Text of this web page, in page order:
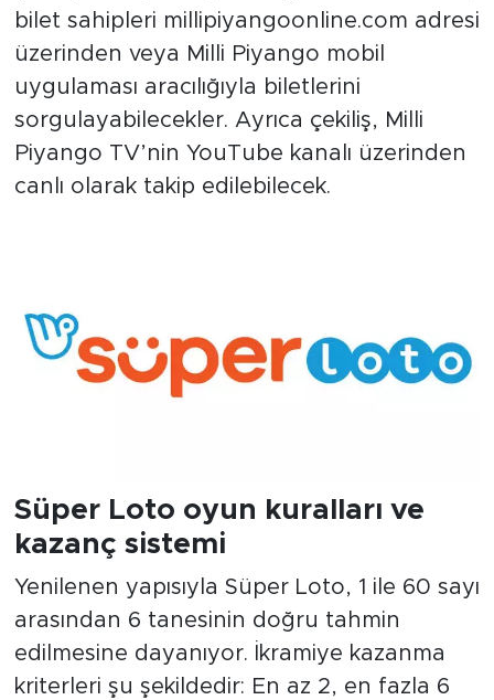
bilet sahipleri millipiyangoonline.com adresi
üzerinden veya Milli Piyango mobil
uygulaması aracılığıyla biletlerini
sorgulayabilecekler. Ayrıca çekiliş, Milli
Piyango TV’nin YouTube kanalı üzerinden
canlı olarak takip edilebilecek.
Süper Loto oyun kuralları ve
kazanç sistemi
Yenilenen yapısıyla Süper Loto, 1 ile 60 sayı
arasından 6 tanesinin doğru tahmin
edilmesine dayanıyor. İkramiye kazanma
kriterleri şu şekildedir: En az 2, en fazla 6